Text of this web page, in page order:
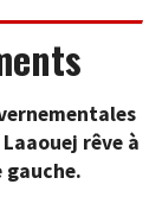
rêve à
gauche.